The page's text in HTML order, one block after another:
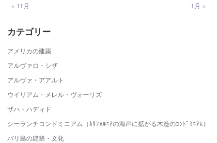
« 11月 1月 »
カテゴリー
アメリカの建築
アルヴァロ・シザ
アルヴァ・アアルト
ウイリアム・メレル・ヴォーリズ
ザハ・ハディド
シーランチコンドミニアム（ｶﾘﾌｫﾙﾆｱの海岸に拡がる木造のｺﾝﾄﾞﾐﾆｱﾑ）
バリ島の建築・文化